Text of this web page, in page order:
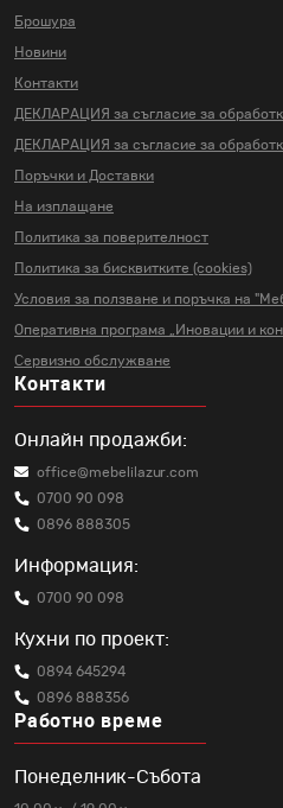
Брошура
Новини
Контакти
ДЕКЛАРАЦИЯ за съгласие за
ДЕКЛАРАЦИЯ за съгласие за
Поръчки и Доставки
На изплащане
Политика за поверителност
Политика за бисквитките (cookies)
Условия за ползване и поръчка на
Оперативна програма „Иновации и
Сервизно обслужване
Контакти
Онлайн продажби:
office@mebelilazur.com
0700 90 098
0896 888305
Информация:
0700 90 098
Кухни по проект:
0894 645294
0896 888356
Работно време
Понеделник-Събота